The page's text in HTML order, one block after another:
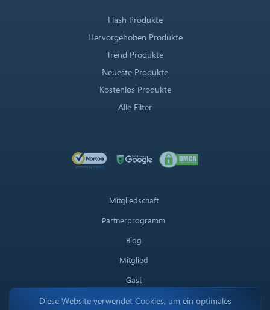
Diese Website verwendet Cookies, um ein optimales
Flash Produkte
Hervorgehoben Produkte
Trend Produkte
Neueste Produkte
Kostenlos Produkte
Alle Filter
Mitgliedschaft
Partnerprogramm
Blog
Mitglied
Gast
Sprachen